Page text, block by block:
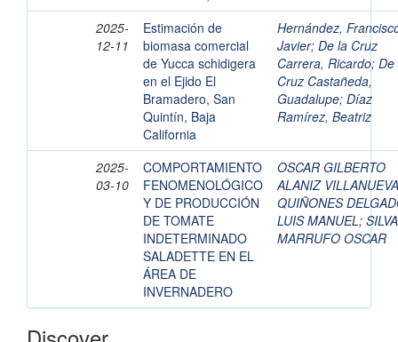
2025-
12-11
Estimación de
biomasa comercial
de Yucca schidigera
en el Ejido El
Bramadero, San
Quintín, Baja
California
Hernández,
Javier; De la Cruz
Carrera, Ricardo; De
Cruz Castañeda,
Guadalupe; Díaz
Ramírez, Beatriz
2025-
03-10
COMPORTAMIENTO
FENOMENOLÓGICO
Y DE PRODUCCIÓN
DE TOMATE
INDETERMINADO
SALADETTE EN EL
ÁREA DE
INVERNADERO
OSCAR GILBERTO
ALANIZ VILLANUEVA
QUIÑONES
LUIS MANUEL; SILVA
MARRUFO OSCAR